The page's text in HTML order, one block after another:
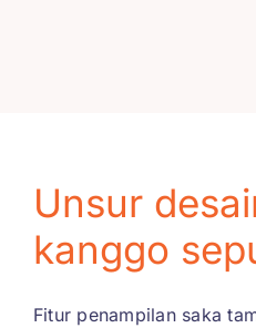
Unsur
kanggo
Fitur penampilan saka